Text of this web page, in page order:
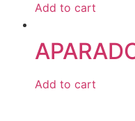
Add to cart
Add to cart